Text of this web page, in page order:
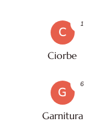
C
Ciorbe
1
G
Garnitura
6